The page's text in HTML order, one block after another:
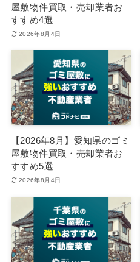
屋敷物件買取・売却業者お
すすめ4選
2026年8月4日
【2026年8月】愛知県のゴミ
屋敷物件買取・売却業者お
すすめ5選
2026年8月4日